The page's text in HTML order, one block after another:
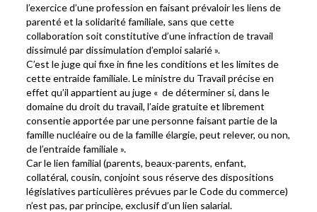
l’exercice d’une profession en faisant prévaloir les liens de
parenté et la solidarité familiale, sans que cette
collaboration soit constitutive d’une infraction de travail
dissimulé par dissimulation d’emploi salarié ».
C’est le juge qui fixe in fine les conditions et les limites de
cette entraide familiale. Le ministre du Travail précise en
effet qu’il appartient au juge « de déterminer si, dans le
domaine du droit du travail, l’aide gratuite et librement
consentie apportée par une personne faisant partie de la
famille nucléaire ou de la famille élargie, peut relever, ou non,
de l’entraide familiale ».
Car le lien familial (parents, beaux-parents, enfant,
collatéral, cousin, conjoint sous réserve des dispositions
législatives particulières prévues par le Code du commerce)
n’est pas, par principe, exclusif d’un lien salarial.